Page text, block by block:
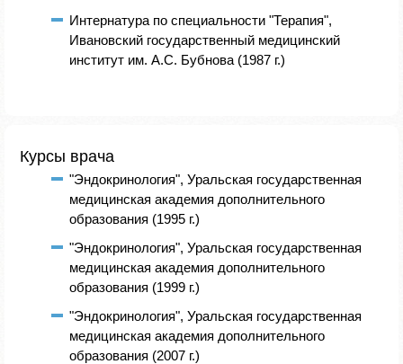
Интернатура по специальности "Терапия",
Ивановский государственный медицинский
институт им. А.С. Бубнова (1987 г.)
Курсы врача
"Эндокринология", Уральская государственная
медицинская академия дополнительного
образования (1995 г.)
"Эндокринология", Уральская государственная
медицинская академия дополнительного
образования (1999 г.)
"Эндокринология", Уральская государственная
медицинская академия дополнительного
образования (2007 г.)